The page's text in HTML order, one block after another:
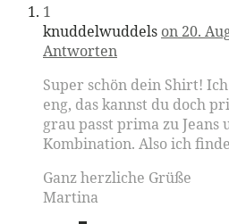
1
knuddelwuddels on 20.
Antworten
Super schön dein Shirt!
eng, das kannst du doch
grau passt prima zu Jeans
Kombination. Also ich
Ganz herzliche Grüße
Martina